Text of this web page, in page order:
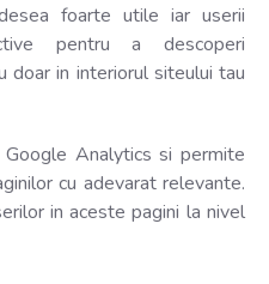
foarte utile iar userii
pentru a descoperi
doar in interiorul siteului tau
Analytics si permite
cu adevarat relevante.
in aceste pagini la nivel